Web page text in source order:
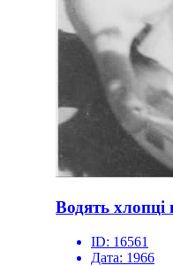
Водять хлопці
ID: 16561
Дата: 1966